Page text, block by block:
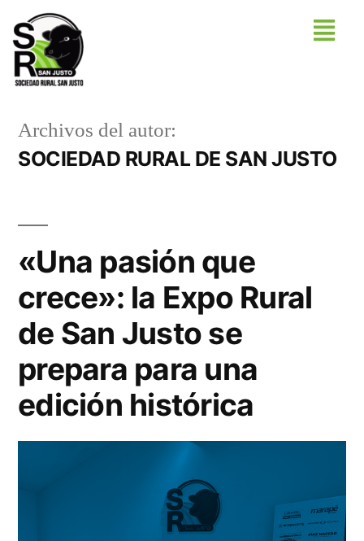
Archivos del autor:
SOCIEDAD RURAL DE SAN JUSTO
«Una pasión que
crece»: la Expo Rural
de San Justo se
prepara para una
edición histórica